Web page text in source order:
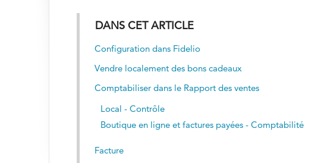
DANS CET ARTICLE
Configuration dans Fidelio
Vendre localement des bons cadeaux
Comptabiliser dans le Rapport des ventes
Local - Contrôle
Boutique en ligne et factures payées - Comptabilité
Facture